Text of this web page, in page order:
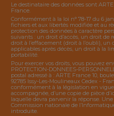
Le destinataire des données sont
France.
Conformément à la loi n° 78-17 du 6
fichiers et aux libertés modifiée et au
protection des données à caractère
suivants : un droit d’accès, un droit
droit à l’effacement (droit à l’oubli),
applicables après décès, un droit à la
portabilité.
Pour exercer vos droits, vous pouvez
PROTECTION-DONNEES-
postal adressé à : ARTE France 10,
92785 Issy-Les-Moulineaux Cedex -
conformément à la législation en
accompagnée, d’une copie de pièce
laquelle devra parvenir la réponse.
Commission nationale de
introduite.